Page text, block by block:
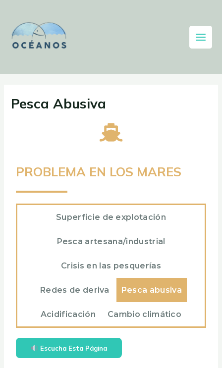
Pesca Abusiva
PROBLEMA EN LOS MARES
Superficie de explotación
Pesca artesana/industrial
Crisis en las pesquerías
Redes de deriva Pesca abusiva
Acidificación Cambio climático
Escucha Esta Página